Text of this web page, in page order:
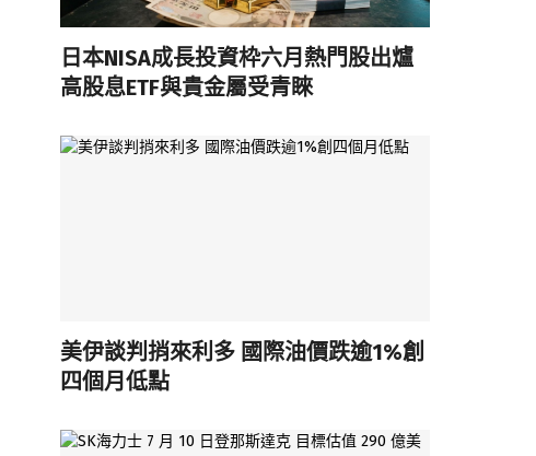
日本NISA成長投資枠六月熱門股出爐
高股息ETF與貴金屬受青睞
美伊談判捎來利多 國際油價跌逾1%創
四個月低點